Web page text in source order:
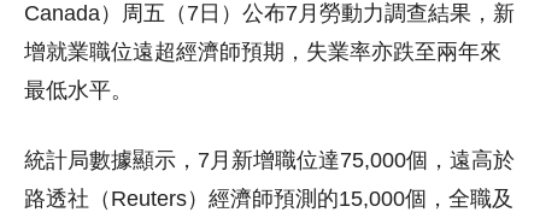
Canada）周五（7日）公布7月勞動力調查結果，新
增就業職位遠超經濟師預期，失業率亦跌至兩年來
最低水平。
統計局數據顯示，7月新增職位達75,000個，遠高於
路透社（Reuters）經濟師預測的15,000個，全職及